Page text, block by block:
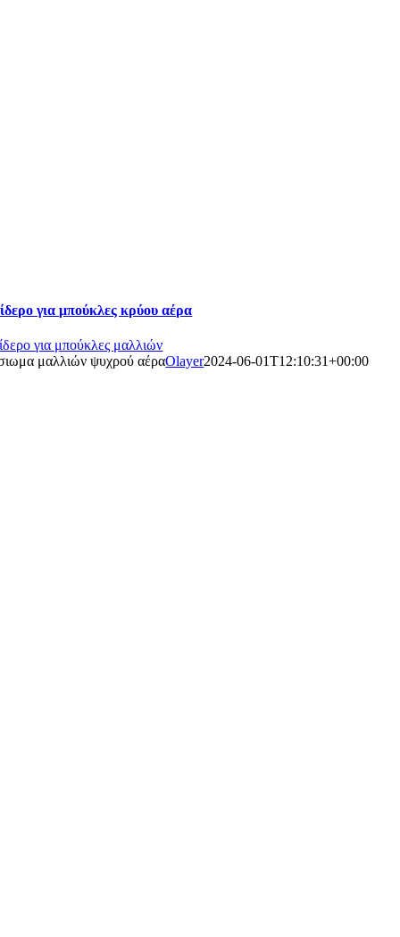
για μπούκλες κρύου αέρα
για μπούκλες μαλλιών
μαλλιών ψυχρού αέραOlayer2024-06-01T12:10:31+00:00